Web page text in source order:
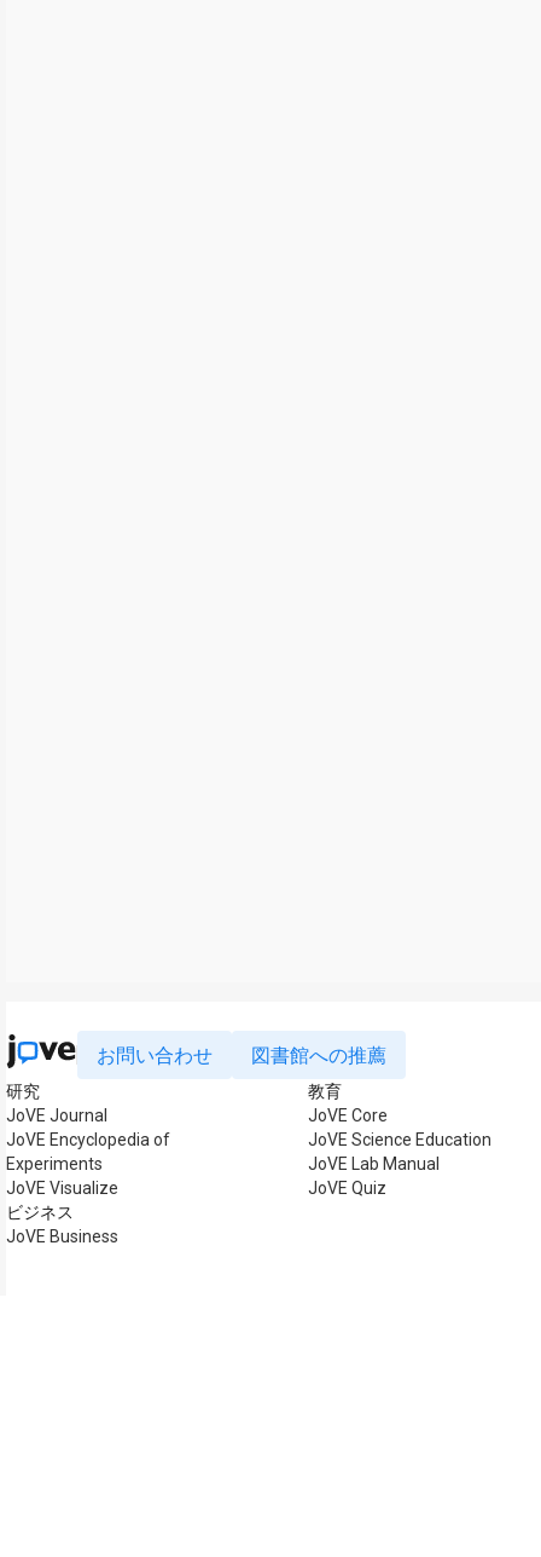
お問い合わせ 図書館への推薦
研究
JoVE Journal
JoVE Encyclopedia of
Experiments
JoVE Visualize
ビジネス
JoVE Business
教育
JoVE Core
JoVE Science Education
JoVE Lab Manual
JoVE Quiz